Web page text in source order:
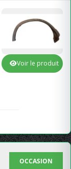
Voir le produit
OCCASION